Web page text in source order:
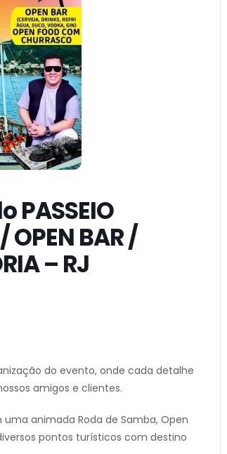
OPEN BAR /
– RJ
do evento, onde cada detalhe
amigos e clientes.
uma animada Roda de Samba, Open
pontos turísticos com destino